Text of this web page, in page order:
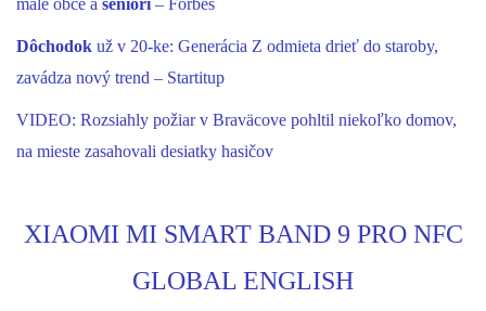
malé obce a seniori– Forbes
Dôchodok už v 20-ke: Generácia Z odmieta drieť do staroby,
zavádza nový trend – Startitup
VIDEO: Rozsiahly požiar v Braväcove pohltil niekoľko domov,
na mieste zasahovali desiatky hasičov
XIAOMI MI SMART BAND 9 PRO NFC
GLOBAL ENGLISH